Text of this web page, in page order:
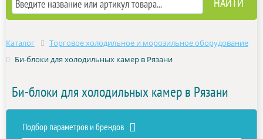
Каталог
Торговое холодильное и морозильное оборудование
Би-блоки для холодильных камер в Рязани
Би-блоки для холодильных камер в Рязани
Подбор параметров и брендов